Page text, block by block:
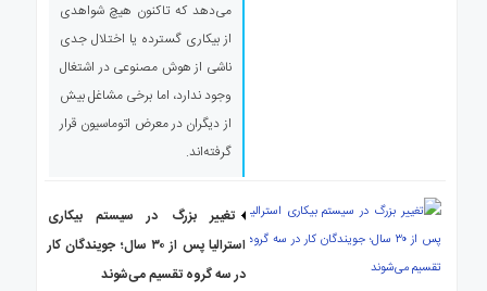
می‌دهد که تاکنون هیچ شواهدی
از بیکاری گسترده یا اختلال جدی
ناشی از هوش مصنوعی در اشتغال
وجود ندارد، اما برخی مشاغل بیش
از دیگران در معرض اتوماسیون قرار
گرفته‌اند.
تغییر بزرگ در سیستم بیکاری
استرالیا پس از ۳۰ سال؛ جویندگان کار
در سه گروه تقسیم می‌شوند